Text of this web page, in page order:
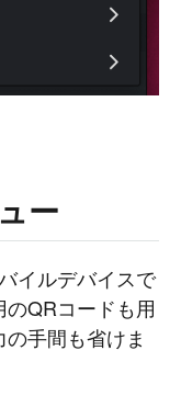
ー
イルデバイスで
QRコードも用
手間も省けま